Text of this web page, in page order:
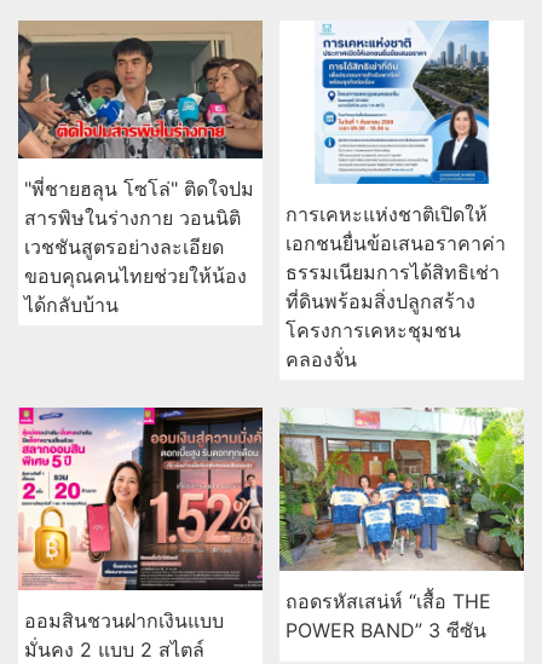
"พี่ชายฮลุน โซโล่" ติดใจปม
สารพิษในร่างกาย วอนนิติ
เวชชันสูตรอย่างละเอียด
ขอบคุณคนไทยช่วยให้น้อง
ได้กลับบ้าน
การเคหะแห่งชาติเปิดให้
เอกชนยื่นข้อเสนอราคาค่า
ธรรมเนียมการได้สิทธิเช่า
ที่ดินพร้อมสิ่งปลูกสร้าง
โครงการเคหะชุมชน
คลองจั่น
ออมสินชวนฝากเงินแบบ
มั่นคง 2 แบบ 2 สไตล์
ถอดรหัสเสน่ห์ “เสื้อ THE
POWER BAND” 3 ซีซัน